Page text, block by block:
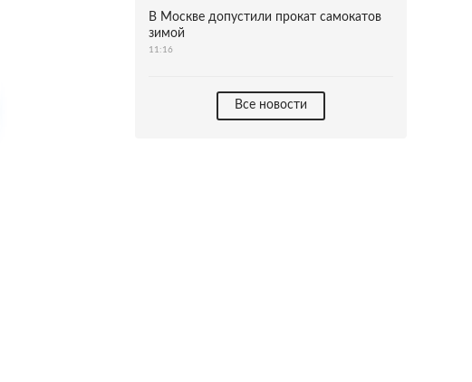
В Москве допустили прокат самокатов
зимой
11:16
Все новости